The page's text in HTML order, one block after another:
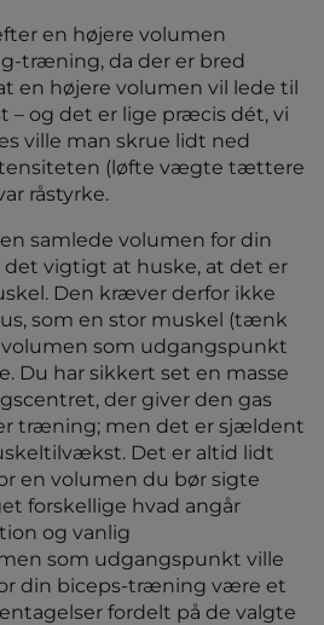
en højere volumen
træning, da der er bred
en højere volumen vil lede til
og det er lige præcis dét, vi
ville man skrue lidt ned
(løfte vægte tættere
råstyrke.
samlede volumen for din
vigtigt at huske, at det er
Den kræver derfor ikke
som en stor muskel (tænk
volumen som udgangspunkt
Du har sikkert set en masse
der giver den gas
træning; men det er sjældent
Det er altid lidt
en volumen du bør sigte
forskellige hvad angår
og vanlig
som udgangspunkt ville
din biceps-træning være et
fordelt på de valgte